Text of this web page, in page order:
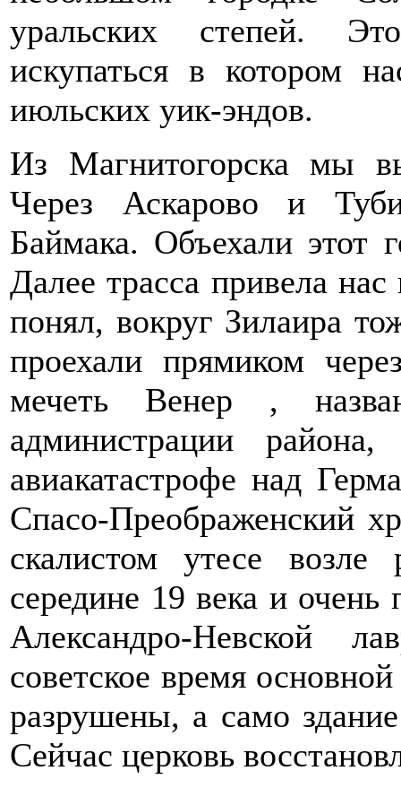
уральских степей.
искупаться в котором
июльских уик-эндов.
Из Магнитогорска мы
Через Аскарово и
Баймака. Объехали этот
Далее трасса привела
понял, вокруг Зилаира
проехали прямиком
мечеть Венер ,
администрации
авиакатастрофе над
Спасо-Преображенский
скалистом утесе
середине 19 века и
Александро-Невской
советское время
разрушены, а само
Сейчас церковь